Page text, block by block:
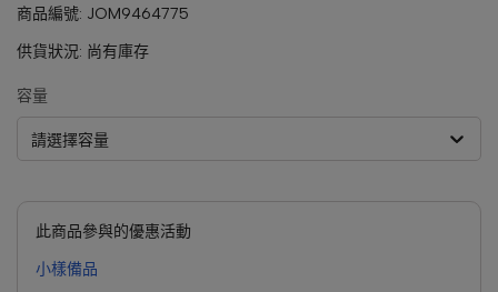
商品編號: JOM9464775
供貨狀況: 尚有庫存
容量
請選擇容量
此商品參與的優惠活動
小樣備品